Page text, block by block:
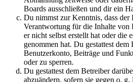
Boards ausschließen und dir ein
Du nimmst zur Kenntnis, dass der
Verantwortung für die Inhalte von
er nicht selbst erstellt hat oder die
genommen hat. Du gestattest dem
Benutzerkonto, Beiträge und
oder zu sperren.
Du gestattest dem Betreiber
abzuändern, sofern sie gegen o.